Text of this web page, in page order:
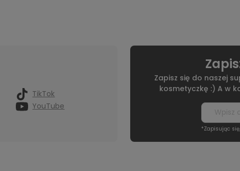
TikTok
YouTube
Zapisz się do naszej
kosmetyczkę :) A w
*Zapisując